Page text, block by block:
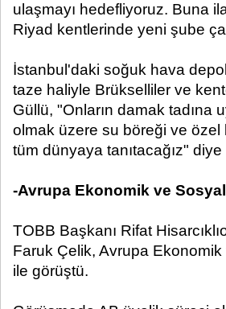
ulaşmayı hedefliyoruz. Buna
Riyad kentlerinde yeni şube
İstanbul'daki soğuk hava
taze haliyle Brükselliler ve
Güllü, "Onların damak tadına
olmak üzere su böreği ve özel
tüm dünyaya tanıtacağız"
-Avrupa Ekonomik ve
TOBB Başkanı Rifat
Faruk Çelik, Avrupa
ile görüştü.